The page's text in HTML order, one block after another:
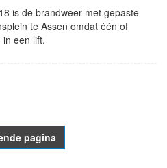
is de brandweer met gepaste
te Assen omdat één of
een lift.
pagina